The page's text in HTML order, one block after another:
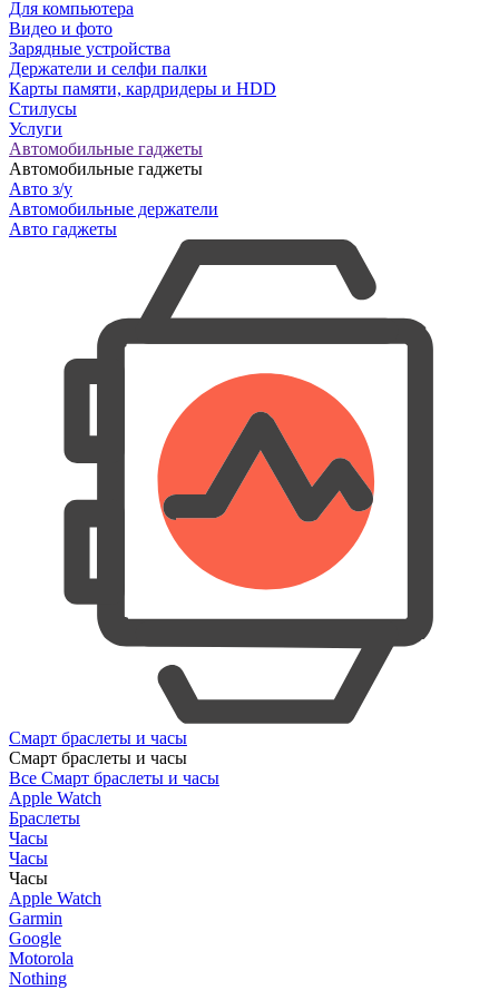
Для компьютера
Видео и фото
Зарядные устройства
Держатели и селфи палки
Карты памяти, кардридеры и HDD
Стилусы
Услуги
Автомобильные гаджеты
Автомобильные гаджеты
Авто з/у
Автомобильные держатели
Авто гаджеты
Смарт браслеты и часы
Смарт браслеты и часы
Все Смарт браслеты и часы
Apple Watch
Браслеты
Часы
Часы
Часы
Apple Watch
Garmin
Google
Motorola
Nothing